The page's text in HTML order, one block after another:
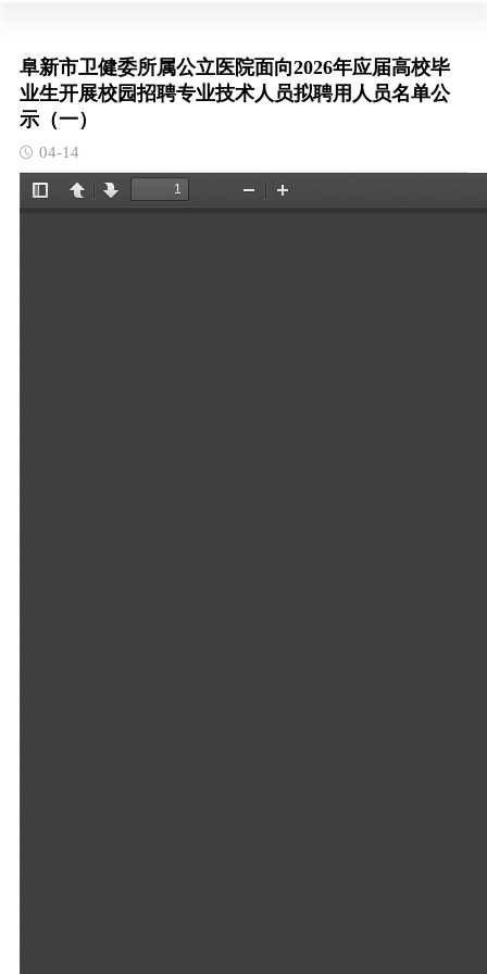
阜新市卫健委所属公立医院面向2026年应届高校毕
业生开展校园招聘专业技术人员拟聘用人员名单公
示（一）
04-14